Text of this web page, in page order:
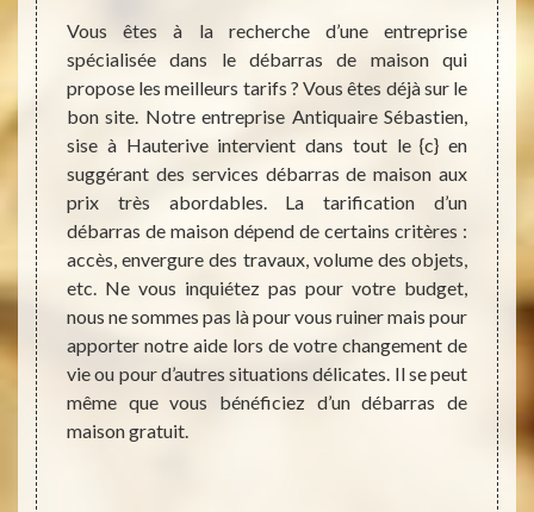
et
de
plus
vous
les
de
Vous êtes à la recherche d’une entreprise
spécialisée dans le débarras de maison qui
propose les meilleurs tarifs ? Vous êtes déjà sur le
bon site. Notre entreprise Antiquaire Sébastien,
sise à Hauterive intervient dans tout le {c} en
suggérant des services débarras de maison aux
prix très abordables. La tarification d’un
débarras de maison dépend de certains critères :
accès, envergure des travaux, volume des objets,
etc. Ne vous inquiétez pas pour votre budget,
nous ne sommes pas là pour vous ruiner mais pour
apporter notre aide lors de votre changement de
vie ou pour d’autres situations délicates. Il se peut
même que vous bénéficiez d’un débarras de
maison gratuit.
ce
le